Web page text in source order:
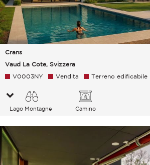
Crans
Vaud La Cote, Svizzera
V0003NY Vendita Terreno edificabile
Lago Montagne Camino